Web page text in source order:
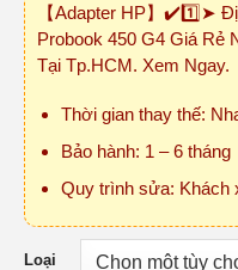
【Adapter HP】✔️1️⃣➤
Probook 450 G4 Giá Rẻ
Tại Tp.HCM. Xem Ngay.
Thời gian thay thế:
Bảo hành: 1 – 6 tháng
Quy trình sửa: Khách
Loại